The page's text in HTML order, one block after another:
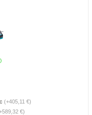
(+405,11 €)
€)